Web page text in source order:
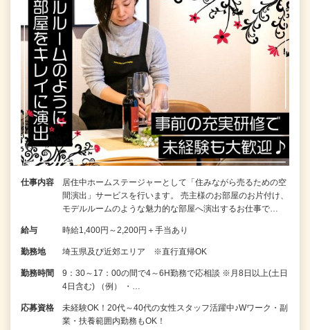
仕事内容
居住中ホームステージャーとして「住みながら売るための空
間演出」サービスを行います。 売主様のお部屋のお片付け、
モデルルームのような魅力的な部屋へ演出するお仕事で…
給与 時給1,400円～2,200円＋手当あり
勤務地 埼玉県及び近郊エリア ※直行直帰OK
勤務時間
9：30～17：00の間で4～6H勤務で応相談 ※月8日以上(土日
4日含む) （例） ・…
応募資格
未経験OK！20代～40代の女性スタッフ活躍中♪Wワーク・副
業・扶養範囲内勤務もOK！